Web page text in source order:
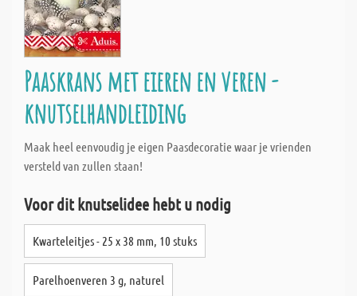
Paaskrans met eieren en veren -
knutselhandleiding
Maak heel eenvoudig je eigen Paasdecoratie waar je vrienden
versteld van zullen staan!
Voor dit knutselidee hebt u nodig
Kwarteleitjes - 25 x 38 mm, 10 stuks
Parelhoenveren 3 g, naturel